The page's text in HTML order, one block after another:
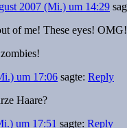
2007 (Mi.) um 14:29
of me! These eyes! OMG!
um 17:06 sagte: Reply
Haare?
um 17:51 sagte: Reply